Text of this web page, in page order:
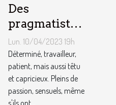
Des
pragmatistes
imaginatifs
et patients :
comment
sont les gens
du Taureau ?
Lun. 10/04/2023 19h
Déterminé, travailleur,
patient, mais aussi têtu
et capricieux. Pleins de
passion, sensuels, même
s'ils ont...